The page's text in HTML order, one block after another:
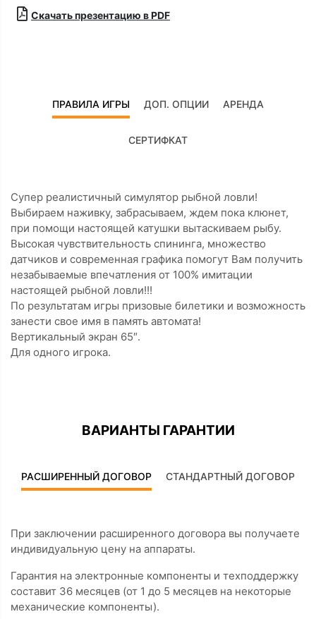
Скачать презентацию в PDF
ПРАВИЛА ИГРЫ ДОП. ОПЦИИ АРЕНДА
СЕРТИФКАТ
Супер реалистичный симулятор рыбной ловли!
Выбираем наживку, забрасываем, ждем пока клюнет,
при помощи настоящей катушки вытаскиваем рыбу.
Высокая чувствительность спининга, множество
датчиков и современная графика помогут Вам получить
незабываемые впечатления от 100% имитации
настоящей рыбной ловли!!!
По результатам игры призовые билетики и возможность
занести свое имя в память автомата!
Вертикальный экран 65″.
Для одного игрока.
ВАРИАНТЫ ГАРАНТИИ
РАСШИРЕННЫЙ ДОГОВОР СТАНДАРТНЫЙ ДОГОВОР
При заключении расширенного договора вы получаете
индивидуальную цену на аппараты.
Гарантия на электронные компоненты и техподдержку
составит 36 месяцев (от 1 до 5 месяцев на некоторые
механические компоненты).